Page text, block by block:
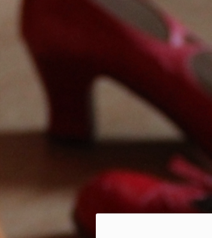
sisältöön
Sivuston etusivulle